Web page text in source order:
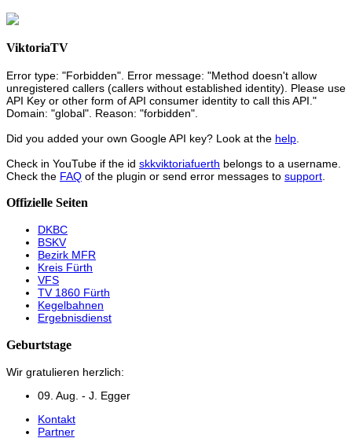
ViktoriaTV
Error type: "Forbidden". Error message: "Method doesn't allow
unregistered callers (callers without established identity). Please use
API Key or other form of API consumer identity to call this API."
Domain: "global". Reason: "forbidden".
Did you added your own Google API key? Look at the help
Check in YouTube if the id skkviktoriafuerth belongs to a username.
Check the FAQ of the plugin or send error messages to support
Offizielle Seiten
DKBC
BSKV
Bezirk MFR
Kreis Fürth
VFS
TV 1860 Fürth
Kegelbahnen
Ergebnisdienst
Geburtstage
Wir gratulieren herzlich:
09. Aug. - J. Egger
Kontakt
Partner